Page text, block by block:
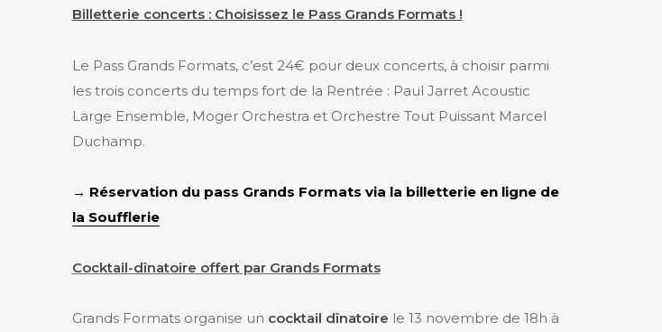
Billetterie concerts : Choisissez le Pass Grands Formats !
Le Pass Grands Formats, c’est 24€ pour deux concerts, à choisir parmi
les trois concerts du temps fort de la Rentrée : Paul Jarret Acoustic
Large Ensemble, Moger Orchestra et Orchestre Tout Puissant Marcel
Duchamp.
→ Réservation du pass Grands Formats via la billetterie en ligne de
la Soufflerie
Cocktail-dînatoire offert par Grands Formats
Grands Formats organise un cocktail dînatoire le 13 novembre de 18h à